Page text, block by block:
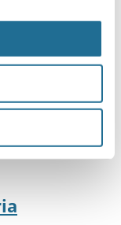
Nu Välj